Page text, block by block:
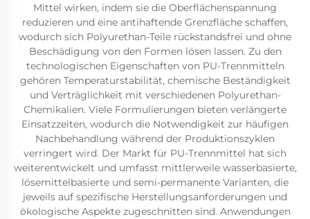
Mittel wirken, indem sie die Oberflächenspannung
reduzieren und eine antihaftende Grenzfläche schaffen,
wodurch sich Polyurethan-Teile rückstandsfrei und ohne
Beschädigung von den Formen lösen lassen. Zu den
technologischen Eigenschaften von PU-Trennmitteln
gehören Temperaturstabilität, chemische Beständigkeit
und Verträglichkeit mit verschiedenen Polyurethan-
Chemikalien. Viele Formulierungen bieten verlängerte
Einsatzzeiten, wodurch die Notwendigkeit zur häufigen
Nachbehandlung während der Produktionszyklen
verringert wird. Der Markt für PU-Trennmittel hat sich
weiterentwickelt und umfasst mittlerweile wasserbasierte,
lösemittelbasierte und semi-permanente Varianten, die
jeweils auf spezifische Herstellungsanforderungen und
ökologische Aspekte zugeschnitten sind. Anwendungen